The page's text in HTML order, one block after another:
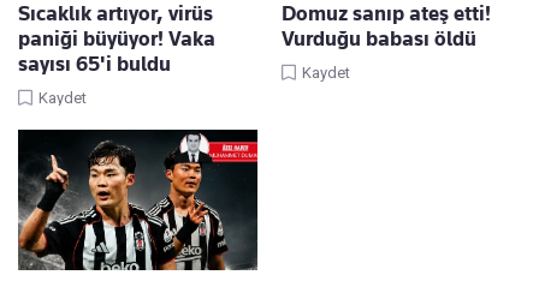
Sıcaklık artıyor, virüs
paniği büyüyor! Vaka
sayısı 65'i buldu
Kaydet
Domuz sanıp ateş etti!
Vurduğu babası öldü
Kaydet